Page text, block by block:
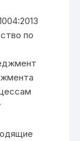
по